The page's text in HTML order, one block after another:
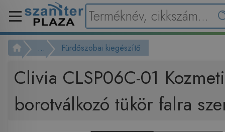
... Fürdőszobai kiegészítő
Clivia CLSP06C-01
borotválkozó tükör falra